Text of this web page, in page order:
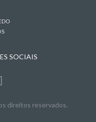
SOCIAIS
direitos reservados.